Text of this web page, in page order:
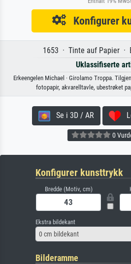
Konfigurer
1653 · Tinte auf Papier ·
Uklassifiserte
Erkeengelen Michael · Girolamo Troppa.
fotopapir, akvarelltavle, ubestrøket
Se i 3D / AR
0
Konfigurer kunsttrykk
Bredde (Motiv, cm)
Ekstra bildekant
0 cm bildekant
Bilderamme